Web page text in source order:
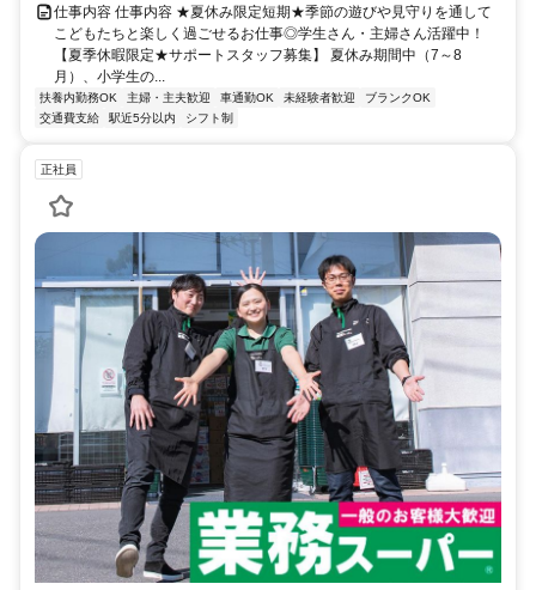
仕事内容 仕事内容 ★夏休み限定短期★季節の遊びや見守りを通して
こどもたちと楽しく過ごせるお仕事◎学生さん・主婦さん活躍中！
【夏季休暇限定★サポートスタッフ募集】 夏休み期間中（7～8
月）、小学生の...
扶養内勤務OK 主婦・主夫歓迎 車通勤OK 未経験者歓迎
ブランクOK
交通費支給
駅近5分以内 シフト制
正社員